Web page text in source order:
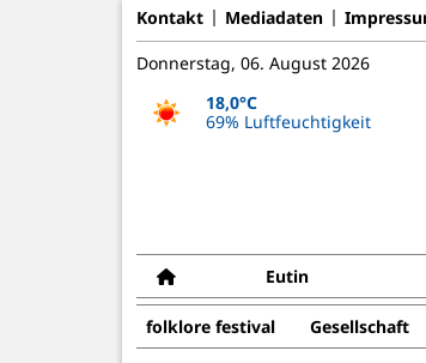
Kontakt Mediadaten
Donnerstag, 06. August 2026
18,0°C
69% Luftfeuchtigkeit
Eutin
folklore festival Gesellschaft